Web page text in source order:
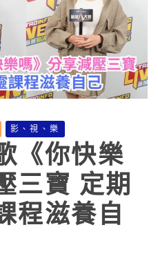
影、視、樂
《你快樂
三寶 定期
程滋養自